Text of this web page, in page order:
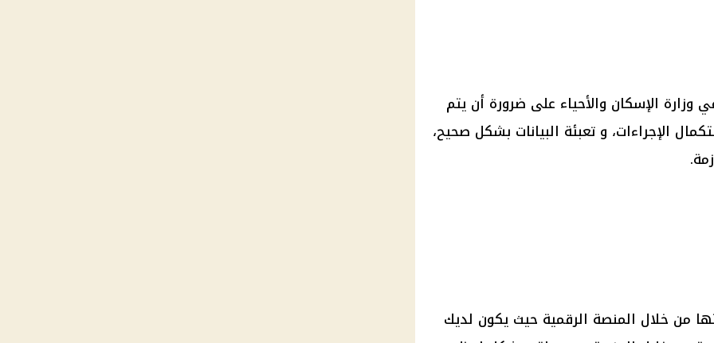
الإسكان والأحياء على ضرورة أن يتم
الإجراءات، و تعبئة البيانات بشكل صحيح،
من خلال المنصة الرقمية حيث يكون لديك